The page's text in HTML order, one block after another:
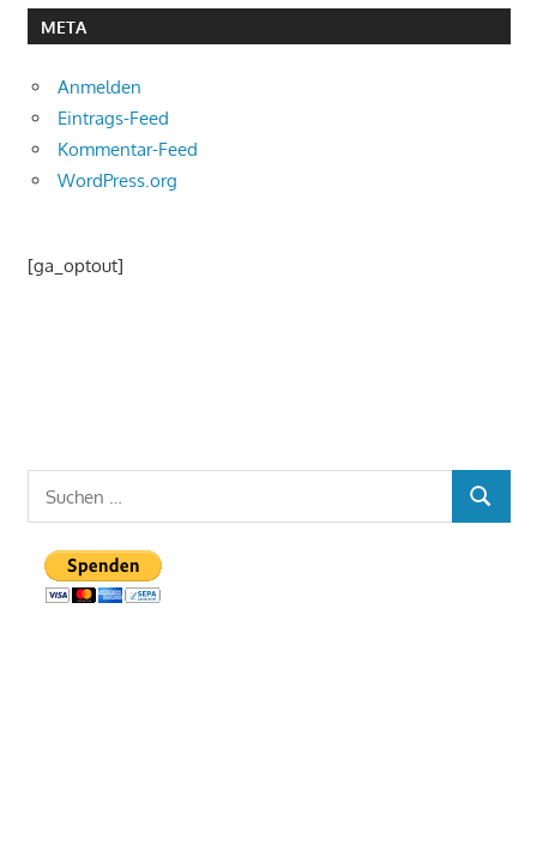
META
Anmelden
Eintrags-Feed
Kommentar-Feed
WordPress.org
[ga_optout]
SUCHEN